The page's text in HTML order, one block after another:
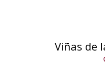
Viñas de